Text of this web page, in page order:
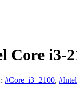
Core i3-
#Core_i3_2100,